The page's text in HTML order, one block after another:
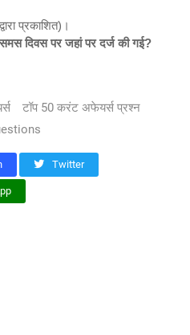
प्रकाशित)।
दिवस पर जहां पर दर्ज की गई?
टॉप 50 करंट अफेयर्स प्रश्न
Twitter